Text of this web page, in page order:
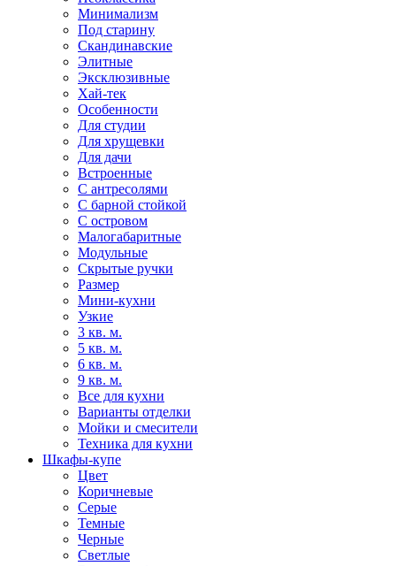
Минимализм
Под старину
Скандинавские
Элитные
Эксклюзивные
Хай-тек
Особенности
Для студии
Для хрущевки
Для дачи
Встроенные
С антресолями
С барной стойкой
С островом
Малогабаритные
Модульные
Скрытые ручки
Размер
Мини-кухни
Узкие
3 кв. м.
5 кв. м.
6 кв. м.
9 кв. м.
Все для кухни
Варианты отделки
Мойки и смесители
Техника для кухни
Шкафы-купе
Цвет
Коричневые
Серые
Темные
Черные
Светлые